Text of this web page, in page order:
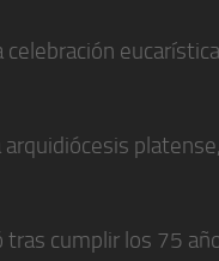
cumplir los 75